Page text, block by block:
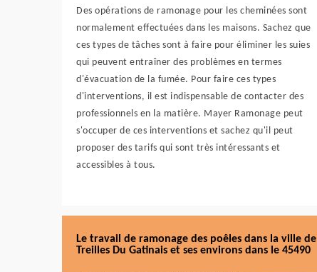
Des opérations de ramonage pour les cheminées sont
normalement effectuées dans les maisons. Sachez que
ces types de tâches sont à faire pour éliminer les suies
qui peuvent entraîner des problèmes en termes
d'évacuation de la fumée. Pour faire ces types
d'interventions, il est indispensable de contacter des
professionnels en la matière. Mayer Ramonage peut
s'occuper de ces interventions et sachez qu'il peut
proposer des tarifs qui sont très intéressants et
accessibles à tous.
Le travail de ramonage des poêles dans la ville de
Treilles Du Gatinais et ses environs dans le 45490